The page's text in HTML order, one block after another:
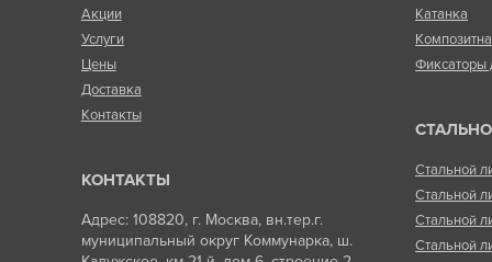
Акции
Услуги
Цены
Доставка
Контакты
КОНТАКТЫ
Адрес: 108820, г. Москва, вн.тер.г.
муниципальный округ Коммунарка, ш.
Катанка
Фиксаторы
Стальной
Стальной
Стальной
Стальной